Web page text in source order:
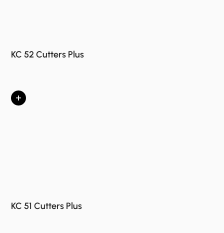
KC 52 Cutters Plus
+
KC 51 Cutters Plus